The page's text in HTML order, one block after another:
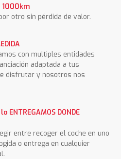
1000km
otro sin pérdida de valor.
con multiples entidades
adaptada a tus
disfrutar y nosotros nos
ENTREGAMOS DONDE
entre recoger el coche en uno
o entrega en cualquier